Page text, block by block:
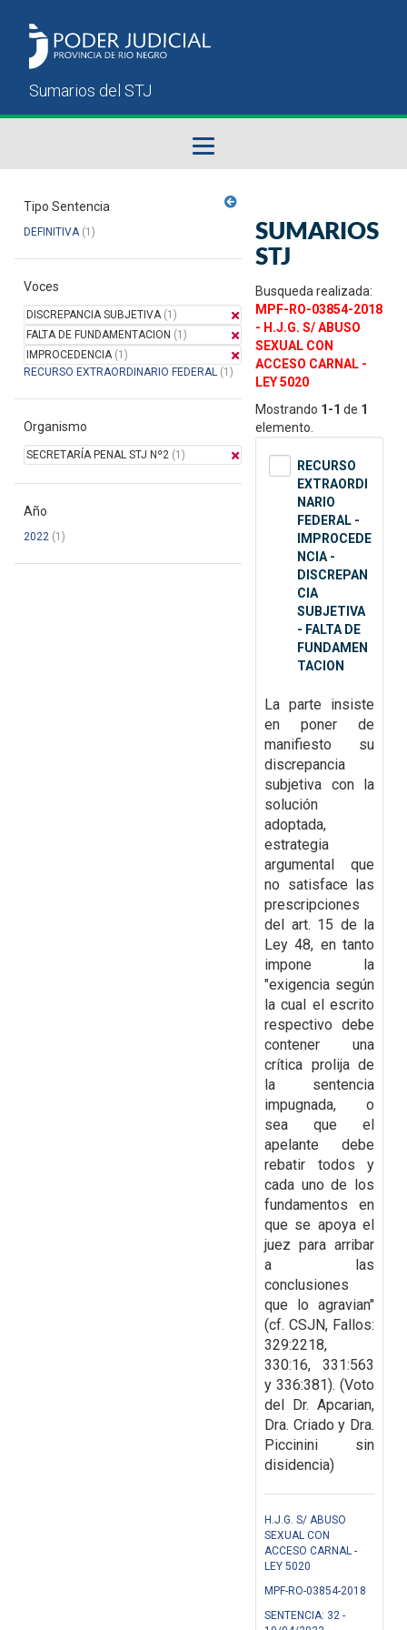
Sumarios del STJ
Manual del Usuario
Tipo Sentencia
DEFINITIVA(1)
Voces
DISCREPANCIA SUBJETIVA(1)
FALTA DE FUNDAMENTACION (1)
IMPROCEDENCIA(1)
RECURSO EXTRAORDINARIO FEDERAL (1)
Organismo
SECRETARÍA PENAL STJ Nº2 (1)
Año
2022 (1)
SUMARIOS
STJ
Busqueda realizada:
MPF-RO-03854-2018
- H.J.G. S/ ABUSO
SEXUAL CON
ACCESO CARNAL -
LEY 5020
Mostrando 1-1 de 1
elemento.
RECURSO
EXTRAORDI
NARIO
FEDERAL -
IMPROCEDE
NCIA -
DISCREPAN
CIA
SUBJETIVA
- FALTA DE
FUNDAMEN
TACION
La parte insiste
en poner de
manifiesto su
discrepancia
subjetiva con la
solución
adoptada,
estrategia
argumental que
no satisface las
prescripciones
del art. 15 de la
Ley 48, en tanto
impone la
"exigencia según
la cual el escrito
respectivo debe
contener una
crítica prolija de
la sentencia
impugnada, o
sea que el
apelante debe
rebatir todos y
cada uno de los
fundamentos en
que se apoya el
juez para arribar
a las
conclusiones
que lo agravian"
(cf. CSJN, Fallos:
329:2218,
330:16, 331:563
y 336:381). (Voto
del Dr. Apcarian,
Dra. Criado y Dra.
Piccinini sin
disidencia)
H.J.G. S/ ABUSO
SEXUAL CON
ACCESO CARNAL -
LEY 5020
MPF-RO-03854-2018
SENTENCIA: 32 -